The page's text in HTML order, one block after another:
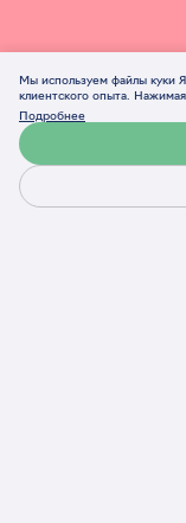
Мы используем файлы куки
клиентского опыта.
Подробнее